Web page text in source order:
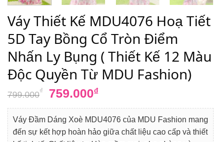
Váy Thiết Kế MDU4076 Hoạ Tiết
5D Tay Bồng Cổ Tròn Điểm
Nhấn Ly Bụng ( Thiết Kế 12 Màu
Độc Quyền Từ MDU Fashion)
799.000₫
Giá
là:
799.000₫.
759.000₫
tại
là:
Váy Đầm Dáng Xoè MDU4076 của MDU Fashion mang
đến sự kết hợp hoàn hảo giữa chất liệu cao cấp và thiết